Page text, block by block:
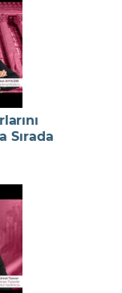
Sırada